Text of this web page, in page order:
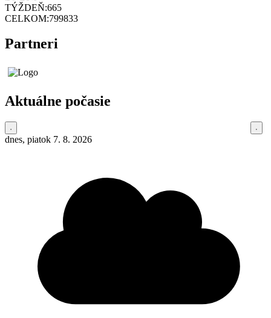
TÝŽDEŇ:665
CELKOM:799833
Partneri
Aktuálne počasie
dnes, piatok 7. 8. 2026